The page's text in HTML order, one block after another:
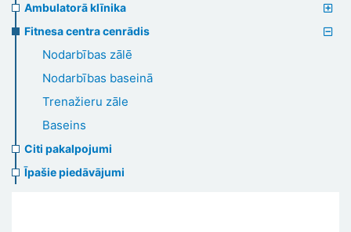
Ambulatorā klīnika
Fitnesa centra cenrādis
Nodarbības zālē
Nodarbības baseinā
Trenažieru zāle
Baseins
Citi pakalpojumi
Īpašie piedāvājumi